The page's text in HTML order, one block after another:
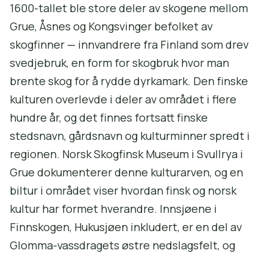
1600-tallet ble store deler av skogene mellom
Grue, Åsnes og Kongsvinger befolket av
skogfinner — innvandrere fra Finland som drev
svedjebruk, en form for skogbruk hvor man
brente skog for å rydde dyrkamark. Den finske
kulturen overlevde i deler av området i flere
hundre år, og det finnes fortsatt finske
stedsnavn, gårdsnavn og kulturminner spredt i
regionen. Norsk Skogfinsk Museum i Svullrya i
Grue dokumenterer denne kulturarven, og en
biltur i området viser hvordan finsk og norsk
kultur har formet hverandre. Innsjøene i
Finnskogen, Hukusjøen inkludert, er en del av
Glomma-vassdragets østre nedslagsfelt, og